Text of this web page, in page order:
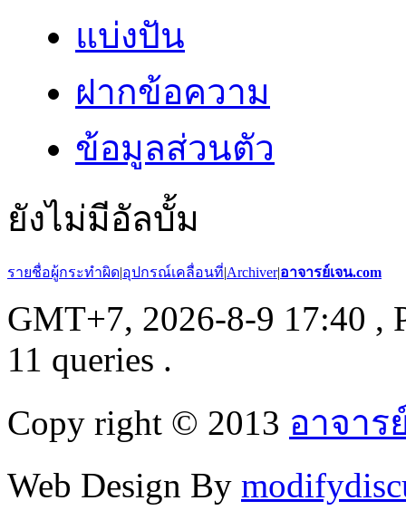
แบ่งปัน
ฝากข้อความ
ข้อมูลส่วนตัว
ยังไม่มีอัลบั้ม
รายชื่อผู้กระทำผิด|อุปกรณ์เคลื่อนที่|Archiver|อาจารย์เจน.com
GMT+7, 2026-8-9 17:40 ,
11 queries .
Copy right © 2013 อาจาร
Web Design By